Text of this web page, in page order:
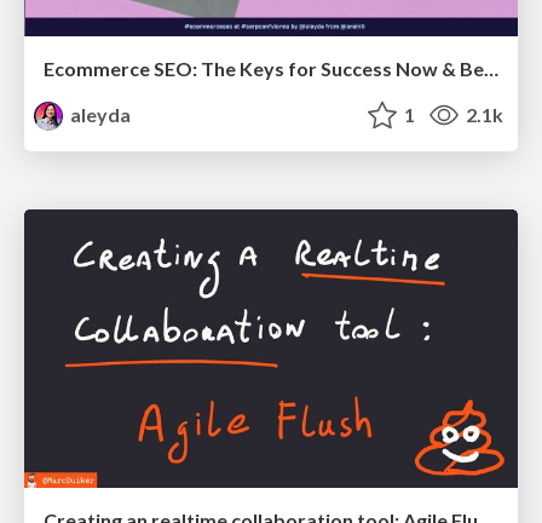
Ecommerce SEO: The Keys for Success Now & Beyond - #SERPConf2024
aleyda
1 2.1k